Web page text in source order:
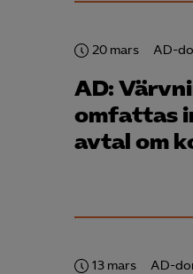
20 mars AD-
AD:
omfattas
avtal om
13 mars AD-